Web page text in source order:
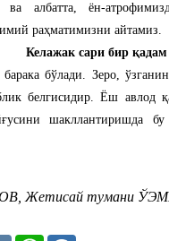
ва албатта, ён-
раҳматимизни айтамиз.
​Келажак сари бир қадам
бўлади. Зеро,
белгисидир. Ёш авлод
шакллантиришда
Жетисай тумани ЎЭМБ